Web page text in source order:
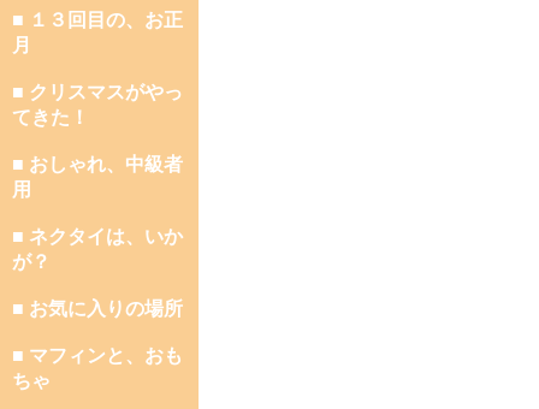
■ １３回目の、お正
月
■ クリスマスがやっ
てきた！
■ おしゃれ、中級者
用
■ ネクタイは、いか
が？
■ お気に入りの場所
■ マフィンと、おも
ちゃ